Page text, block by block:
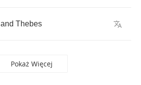
and Thebes
Pokaż Więcej